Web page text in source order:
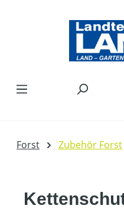
Forst Zubehör Forst